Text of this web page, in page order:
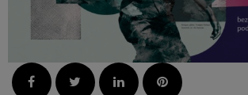
Facebook Twitter LinkedInPinterest